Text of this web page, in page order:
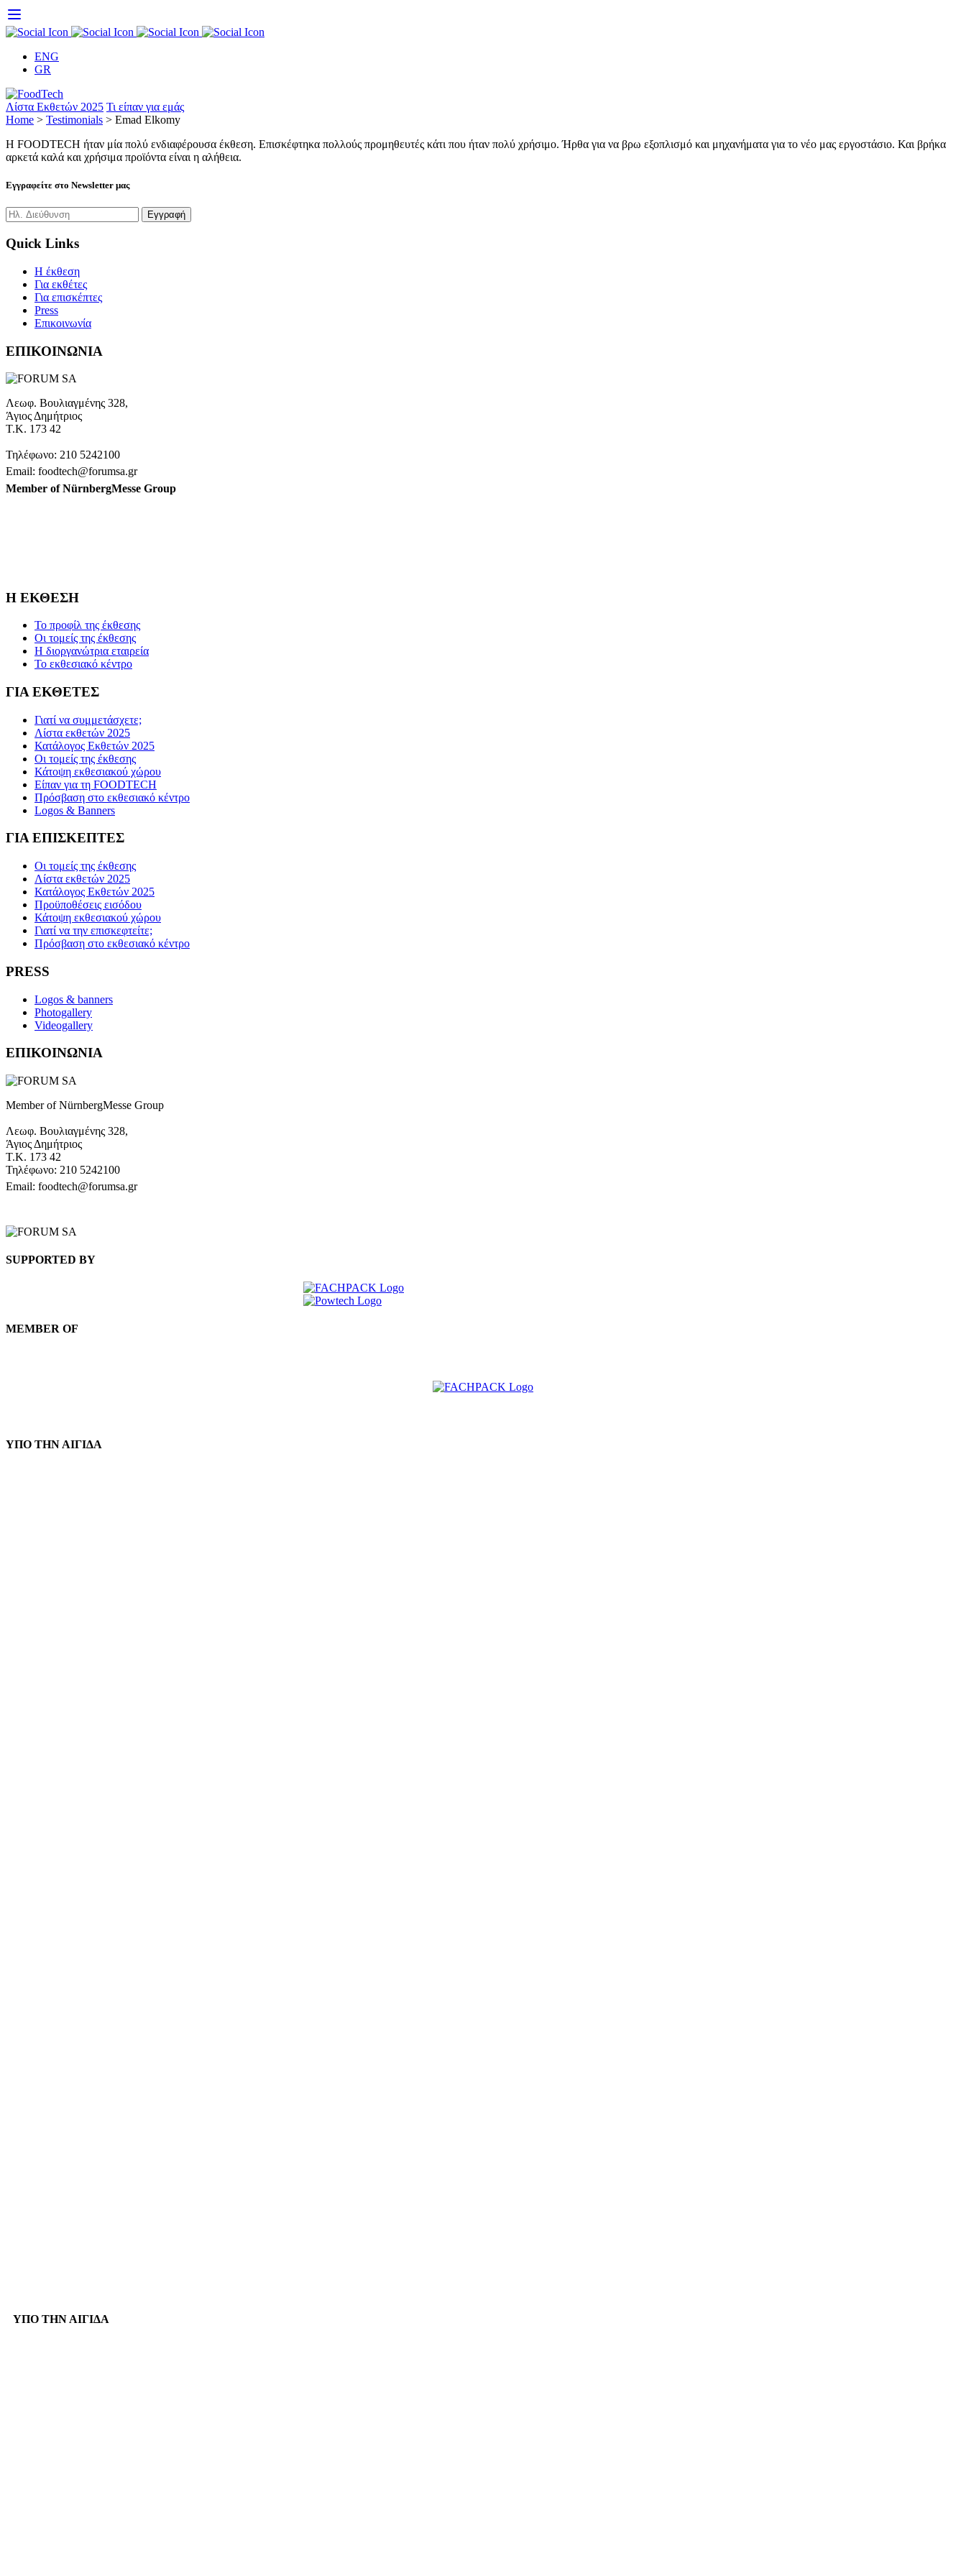
Skip
to
content
ENG
GR
Λίστα Εκθετών 2025 Τι είπαν για εμάς
Home > Testimonials > Emad Elkomy
Η FOODTECH ήταν μία πολύ ενδιαφέρουσα έκθεση. Επισκέφτηκα πολλούς προμηθευτές κάτι που ήταν πολύ χρήσιμο. Ήρθα για να βρω εξοπλισμό και μηχανήματα για το νέο μας εργοστάσιο. Και βρήκα
αρκετά καλά και χρήσιμα προϊόντα είναι η αλήθεια.
Εγγραφείτε στο Newsletter μας
Quick Links
H έκθεση
Για εκθέτες
Για επισκέπτες
Press
Επικοινωνία
ΕΠΙΚΟΙΝΩΝΙΑ
Λεωφ. Βουλιαγμένης 328,
Άγιος Δημήτριος
Τ.Κ. 173 42
Τηλέφωνο: 210 5242100
Email: foodtech@forumsa.gr
Member of NürnbergMesse Group
Η ΕΚΘΕΣΗ
Το προφίλ της έκθεσης
Οι τομείς της έκθεσης
Η διοργανώτρια εταιρεία
Το εκθεσιακό κέντρο
ΓΙΑ ΕΚΘΕΤΕΣ
Γιατί να συμμετάσχετε;
Λίστα εκθετών 2025
Κατάλογος Εκθετών 2025
Οι τομείς της έκθεσης
Κάτοψη εκθεσιακού χώρου
Είπαν για τη FOODTECH
Πρόσβαση στο εκθεσιακό κέντρο
Logos & Banners
ΓΙΑ ΕΠΙΣΚΕΠΤΕΣ
Οι τομείς της έκθεσης
Λίστα εκθετών 2025
Κατάλογος Εκθετών 2025
Προϋποθέσεις εισόδου
Κάτοψη εκθεσιακού χώρου
Γιατί να την επισκεφτείτε;
Πρόσβαση στο εκθεσιακό κέντρο
PRESS
Logos & banners
Photogallery
Videogallery
ΕΠΙΚΟΙΝΩΝΙΑ
Member of NürnbergMesse Group
Λεωφ. Βουλιαγμένης 328,
Άγιος Δημήτριος
Τ.Κ. 173 42
Τηλέφωνο: 210 5242100
Email: foodtech@forumsa.gr
SUPPORTED BY
MEMBER OF
ΥΠΟ ΤΗΝ ΑΙΓΙΔΑ
ΥΠΟ ΤΗΝ ΑΙΓΙΔΑ